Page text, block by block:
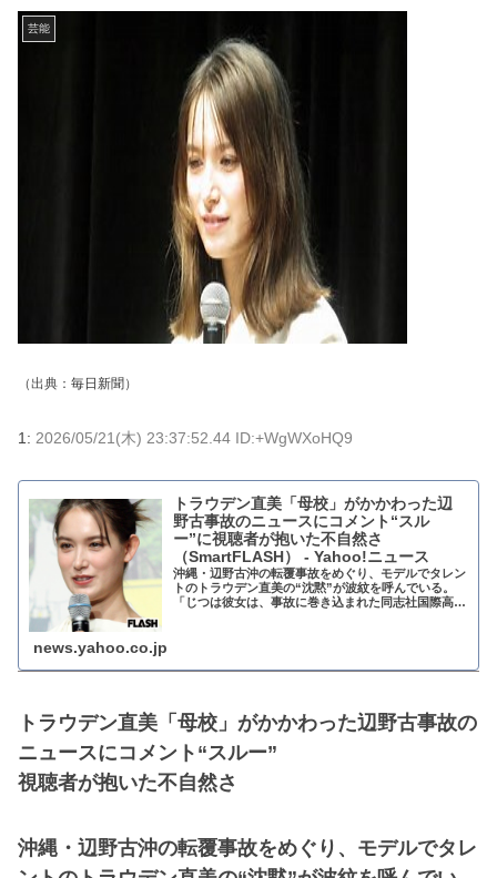
芸能
（出典： 毎日新聞 ）
1: 2026/05/21(木) 23:37:52.44 ID:+WgWXoHQ9
トラウデン直美「母校」がかかわった辺
野古事故のニュースにコメント“スル
ー”に視聴者が抱いた不自然さ
（SmartFLASH） - Yahoo!ニュース
沖縄・辺野古沖の転覆事故をめぐり、モデルでタレン
トのトラウデン直美の“沈黙”が波紋を呼んでいる。
「じつは彼女は、事故に巻き込まれた同志社国際高等
news.yahoo.co.jp
トラウデン直美「母校」がかかわった辺野古事故の
ニュースにコメント“スルー”
視聴者が抱いた不自然さ
沖縄・辺野古沖の転覆事故をめぐり、モデルでタレ